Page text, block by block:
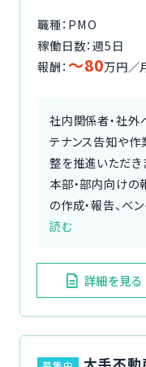
職種：PMO
稼働日数：週5日
報酬： 〜80万円／
社内関係者・社外
テナンス告知や作
整を推進いただき
本部・部内向け
の作成・報告、ベ
読む
詳細を見る